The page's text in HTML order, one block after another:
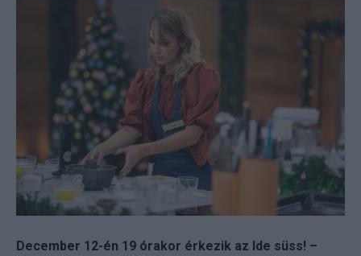
December 12-én 19 órakor érkezik az Ide süss! –